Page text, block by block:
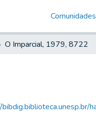
O Imparcial, 1979, 8722